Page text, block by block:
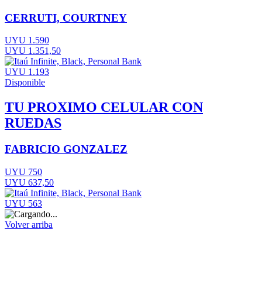
CERRUTI, COURTNEY
UYU 1.590
UYU 1.351,50
UYU 1.193
Disponible
TU PROXIMO CELULAR CON
RUEDAS
FABRICIO GONZALEZ
UYU 750
UYU 637,50
UYU 563
Volver arriba